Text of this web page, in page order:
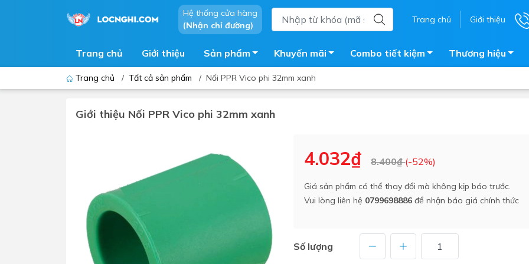
Hệ thống cửa hàng
(Nhận chỉ đường)
Trang chủ Giới thiệu
Trang chủ Giới thiệu Sản phẩm
Lavabo - Chậu rửa mặt
Vòi chậu - vòi hồ - vòi gắn tường
Máy sấy tay
Lavabo tủ - Lavabo kính
Sen tắm đứng
Vòi sen tắm
Máy tắm nước nóng điện
Phụ kiện nhà tắm
Chậu giặt
Sen tắm âm tường
trời
Bồn bảo ôn
Bồn nhựa tự hoại
Vòi pha nóng lạnh
Vật tư
Khuyến mãi Combo tiết kiệm Thương hiệu
Trang chủ / Tất cả sản phẩm / Nối PPR Vico phi 32mm xanh
Giới thiệu Nối PPR Vico phi 32mm xanh
4.032₫ 8.400₫(-52%)
Giá sản phẩm có thể thay đổi mà không kịp báo trước.
Vui lòng liên hệ 0799698886 để nhận báo giá chính thức
Số lượng